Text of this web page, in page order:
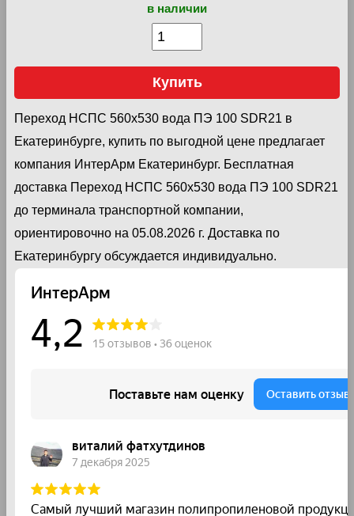
в наличии
Купить
Переход НСПС 560х530 вода ПЭ 100 SDR21 в
Екатеринбурге, купить по выгодной цене предлагает
компания ИнтерАрм Екатеринбург. Бесплатная
доставка Переход НСПС 560х530 вода ПЭ 100 SDR21
до терминала транспортной компании,
ориентировочно на 05.08.2026 г. Доставка по
Екатеринбургу обсуждается индивидуально.